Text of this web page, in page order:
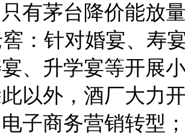
有茅台降价能放
：针对婚宴、寿
、升学宴等开展
以外，酒厂大力
子商务营销转型